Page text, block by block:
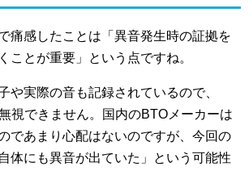
痛感したことは「異音発生時の証拠を
ことが重要」という点ですね。
や実際の音も記録されているので、
視できません。国内のBTOメーカーは
であまり心配はないのですが、今回の
体にも異音が出ていた」という可能性